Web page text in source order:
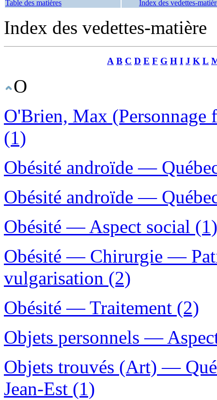
Table des matières Index des vedettes-
Index des vedettes-matière
A B C D E F G H I J K L
O
O'Brien, Max
(1)
Obésité androïde —
Obésité androïde —
Obésité — Aspect social (1)
Obésité — Chirurgie —
vulgarisation (2)
Obésité — Traitement (2)
Objets personnels —
Objets trouvés (Art) —
Jean-Est (1)